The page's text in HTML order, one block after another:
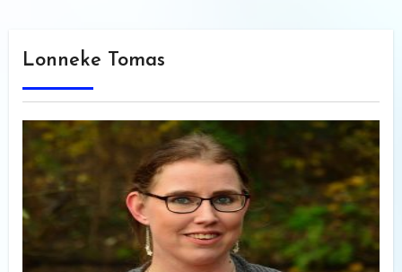
Lonneke Tomas